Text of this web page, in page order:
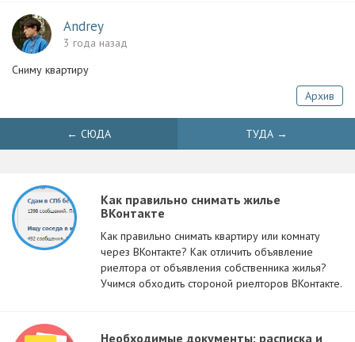
Andrey
3 года назад
Сниму квартиру
Архив
← СЮДА ТУДА →
Как правильно снимать жилье
ВКонтакте
Как правильно снимать квартиру или комнату
через ВКонтакте? Как отличить объявление
риелтора от объявления собственника жилья?
Учимся обходить стороной риелторов ВКонтакте.
Необходимые документы: расписка и